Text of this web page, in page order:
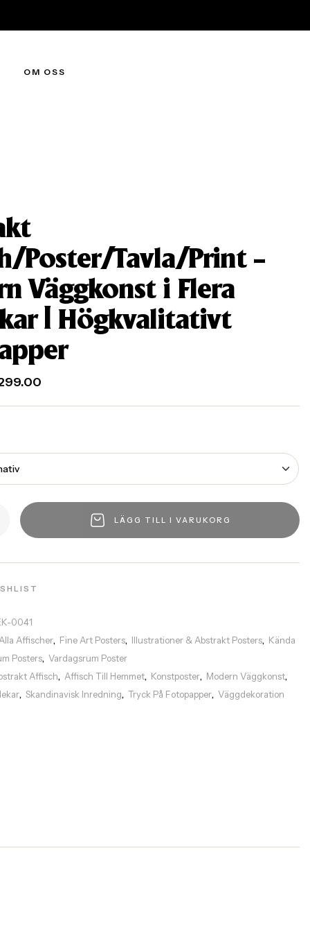
OM OSS
Poster/Tavla/Print –
Väggkonst i Flera
| Högkvalitativt
LÄGG TILL I VARUKORG
0041
Affischer, Fine Art Posters, Illustrationer & Abstrakt Posters, Kända
Posters, Vardagsrum Poster
Affisch,Affisch Till Hemmet, Konstposter, Modern Väggkonst,
,Skandinavisk Inredning, Tryck På Fotopapper, Väggdekoration